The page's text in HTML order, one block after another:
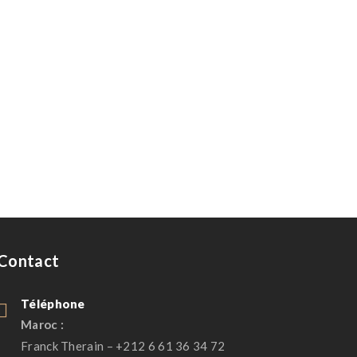
Téléphone
Maroc :
Franck Therain – +212 6 61 36 34 72